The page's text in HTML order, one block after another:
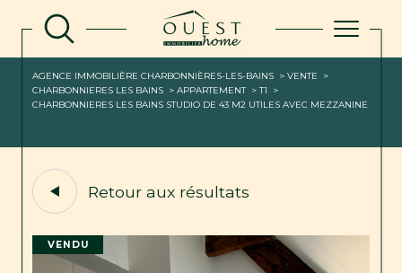
AGENCE IMMOBILIÈRE CHARBONNIÈRES-LES-BAINS
VENTE
CHARBONNIERES LES BAINS
APPARTEMENT
T1
CHARBONNIERES LES BAINS STUDIO DE 43 M2 UTILES AVEC MEZZANINE
Retour aux résultats
VENDU